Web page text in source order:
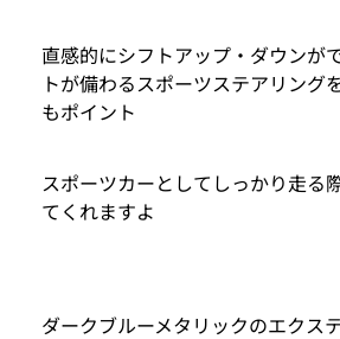
直感的にシフトアップ・ダウンが
トが備わるスポーツステアリング
もポイント
スポーツカーとしてしっかり走る
てくれますよ
ダークブルーメタリックのエクス